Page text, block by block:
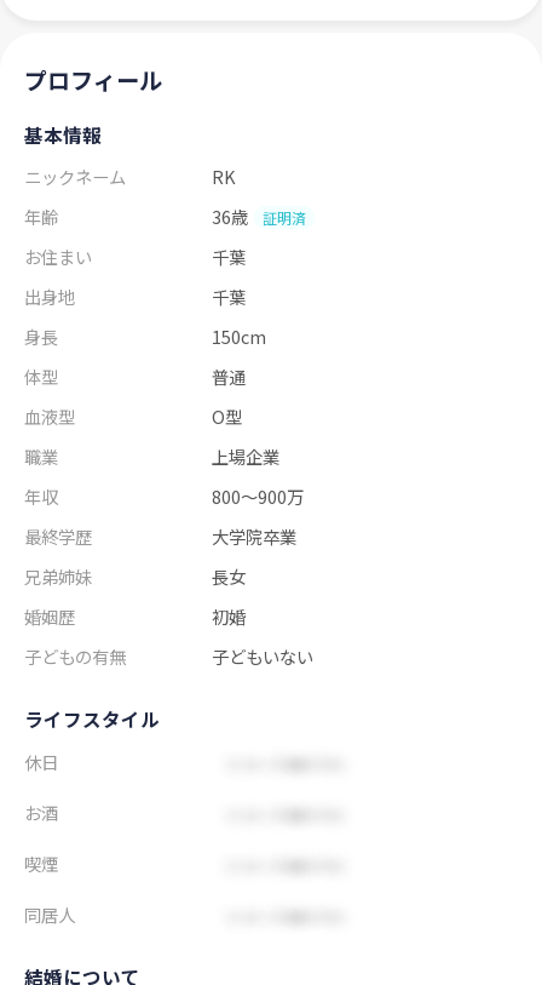
プロフィール
基本情報
ニックネーム
RK
年齢
36歳 証明済
お住まい
千葉
出身地
千葉
身長
150cm
体型
普通
血液型
O型
職業
上場企業
年収
800～900万
最終学歴
大学院卒業
兄弟姉妹
長女
婚姻歴
初婚
子どもの有無
子どもいない
ライフスタイル
休日
お酒
喫煙
同居人
結婚について